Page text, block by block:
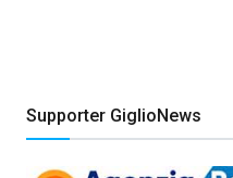
Supporter GiglioNews